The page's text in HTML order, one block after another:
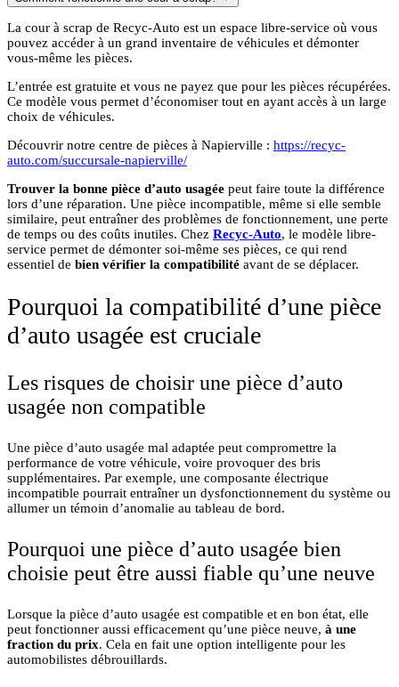
La cour à scrap de Recyc-Auto est un espace libre-service où vous
pouvez accéder à un grand inventaire de véhicules et démonter
vous-même les pièces.
L’entrée est gratuite et vous ne payez que pour les pièces récupérées.
Ce modèle vous permet d’économiser tout en ayant accès à un large
choix de véhicules.
Découvrir notre centre de pièces à Napierville : https://recyc-
auto.com/succursale-napierville/
Trouver la bonne pièce d’auto usagée peut faire toute la différence
lors d’une réparation. Une pièce incompatible, même si elle semble
similaire, peut entraîner des problèmes de fonctionnement, une perte
de temps ou des coûts inutiles. Chez Recyc-Auto, le modèle libre-
service permet de démonter soi-même ses pièces, ce qui rend
essentiel de bien vérifier la compatibilité avant de se déplacer.
Pourquoi la compatibilité d’une pièce
d’auto usagée est cruciale
Les risques de choisir une pièce d’auto
usagée non compatible
Une pièce d’auto usagée mal adaptée peut compromettre la
performance de votre véhicule, voire provoquer des bris
supplémentaires. Par exemple, une composante électrique
incompatible pourrait entraîner un dysfonctionnement du système ou
allumer un témoin d’anomalie au tableau de bord.
Pourquoi une pièce d’auto usagée bien
choisie peut être aussi fiable qu’une neuve
Lorsque la pièce d’auto usagée est compatible et en bon état, elle
peut fonctionner aussi efficacement qu’une pièce neuve, à une
fraction du prix. Cela en fait une option intelligente pour les
automobilistes débrouillards.